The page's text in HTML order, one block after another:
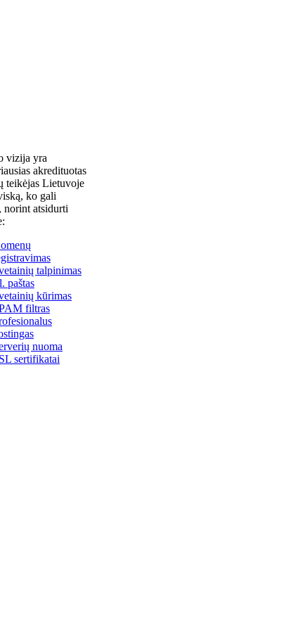
vizija yra
akredituotas
teikėjas Lietuvoje
ko gali
norint atsidurti
talpinimas
paštas
kūrimas
filtras
nuoma
sertifikatai